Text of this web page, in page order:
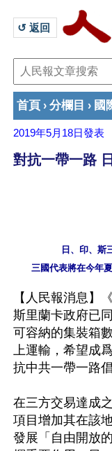
↺ 返回
首頁 › 分欄目 › 國
2019年5月18日發表
對抗一帶一路
日、印、斯
【人民報消息】
斯里蘭卡政府已
可容納的集裝箱
上運輸，希望成
抗中共一帶一路倡
在三方交易達成
項目增加其在該
發展「自由開放